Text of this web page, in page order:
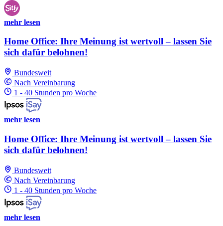
mehr lesen
Home Office: Ihre Meinung ist wertvoll – lassen Sie
sich dafür belohnen!
Bundesweit
Nach Vereinbarung
1 - 40 Stunden pro Woche
mehr lesen
Home Office: Ihre Meinung ist wertvoll – lassen Sie
sich dafür belohnen!
Bundesweit
Nach Vereinbarung
1 - 40 Stunden pro Woche
mehr lesen